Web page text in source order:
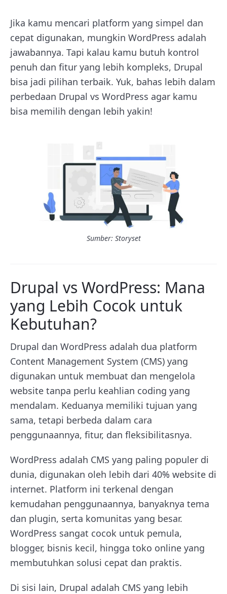
Jika kamu mencari platform yang simpel dan
cepat digunakan, mungkin WordPress adalah
jawabannya. Tapi kalau kamu butuh kontrol
penuh dan fitur yang lebih kompleks, Drupal
bisa jadi pilihan terbaik. Yuk, bahas lebih dalam
perbedaan Drupal vs WordPress agar kamu
bisa memilih dengan lebih yakin!
Sumber: Storyset
Drupal vs WordPress: Mana
yang Lebih Cocok untuk
Kebutuhan?
Drupal dan WordPress adalah dua platform
Content Management System (CMS) yang
digunakan untuk membuat dan mengelola
website tanpa perlu keahlian coding yang
mendalam. Keduanya memiliki tujuan yang
sama, tetapi berbeda dalam cara
penggunaannya, fitur, dan fleksibilitasnya.
WordPress adalah CMS yang paling populer di
dunia, digunakan oleh lebih dari 40% website di
internet. Platform ini terkenal dengan
kemudahan penggunaannya, banyaknya tema
dan plugin, serta komunitas yang besar.
WordPress sangat cocok untuk pemula,
blogger, bisnis kecil, hingga toko online yang
membutuhkan solusi cepat dan praktis.
Di sisi lain, Drupal adalah CMS yang lebih